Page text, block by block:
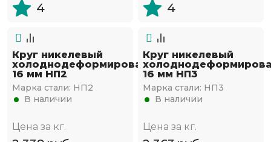
4 4
Круг никелевый
холоднодеформированный
16 мм НП2
Марка стали: НП2
В наличии
Цена за кг.
Круг никелевый
16 мм НП3
Марка стали: НП3
В наличии
Цена за кг.